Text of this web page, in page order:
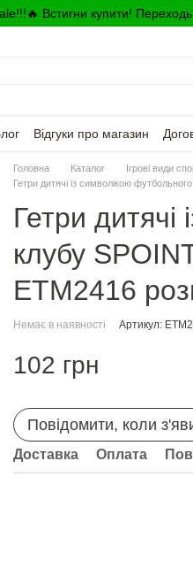
Встигни купити!
Відгуки про магазин
Головна Каталог Ігрові види
Гетри дитячі із символікою
Гетри дитячі
клубу
ETM2416
Немає в наявності Артикул:
102 грн
Повідомити, коли
Доставка Оплата